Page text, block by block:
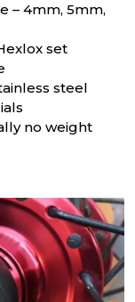
– 4mm, 5mm,
set
steel
no weight